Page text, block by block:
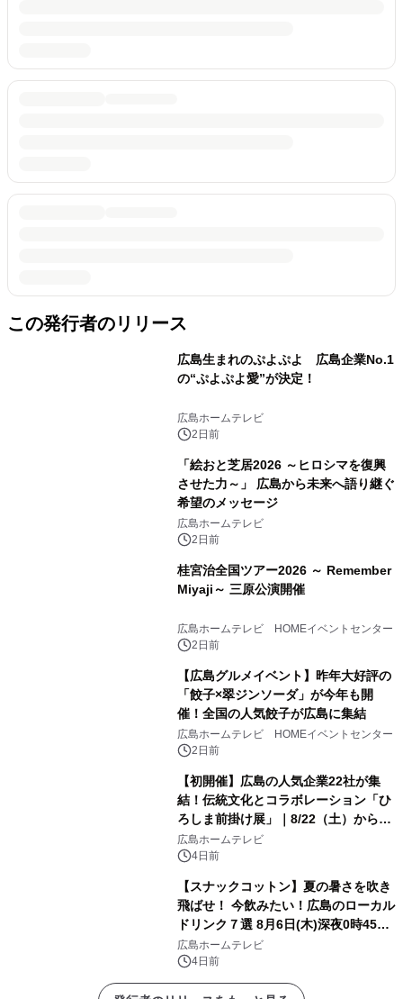
この発行者のリリース
広島生まれのぷよぷよ 広島企業No.1
の“ぷよぷよ愛”が決定！
広島ホームテレビ
2日前
「絵おと芝居2026 ～ヒロシマを復興
させた力～」 広島から未来へ語り継ぐ
希望のメッセージ
広島ホームテレビ
2日前
桂宮治全国ツアー2026 ～ Remember
Miyaji～ 三原公演開催
広島ホームテレビ HOMEイベントセンター
2日前
【広島グルメイベント】昨年大好評の
「餃子×翠ジンソーダ」が今年も開
催！全国の人気餃子が広島に集結
広島ホームテレビ HOMEイベントセンター
2日前
【初開催】広島の人気企業22社が集
結！伝統文化とコラボレーション「ひ
ろしま前掛け展」｜8/22（土）から開
幕！
広島ホームテレビ
4日前
【スナックコットン】夏の暑さを吹き
飛ばせ！ 今飲みたい！広島のローカル
ドリンク７選 8月6日(木)深夜0時45分
放送
広島ホームテレビ
4日前